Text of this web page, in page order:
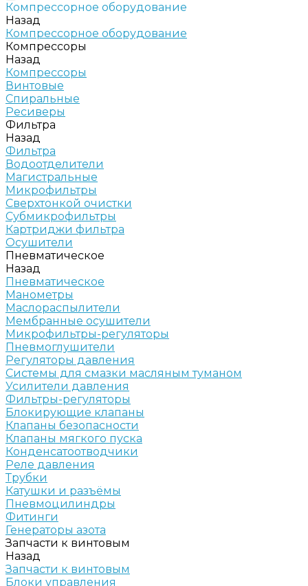
Компрессорное оборудование
Назад
Компрессорное оборудование
Компрессоры
Назад
Компрессоры
Винтовые
Спиральные
Ресиверы
Фильтра
Назад
Фильтра
Водоотделители
Магистральные
Микрофильтры
Сверхтонкой очистки
Субмикрофильтры
Картриджи фильтра
Осушители
Пневматическое
Назад
Пневматическое
Манометры
Маслораспылители
Мембранные осушители
Микрофильтры-регуляторы
Пневмоглушители
Регуляторы давления
Системы для смазки масляным туманом
Усилители давления
Фильтры-регуляторы
Блокирующие клапаны
Клапаны безопасности
Клапаны мягкого пуска
Конденсатоотводчики
Реле давления
Трубки
Катушки и разъёмы
Пневмоцилиндры
Фитинги
Генераторы азота
Запчасти к винтовым
Назад
Запчасти к винтовым
Блоки управления